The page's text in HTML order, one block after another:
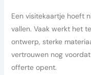
Een visitekaartje hoeft
vallen. Vaak werkt het
ontwerp, sterke
vertrouwen nog
offerte opent.